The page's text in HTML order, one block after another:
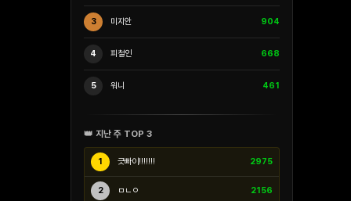
3 미지안 904
4 피철인 668
5 워니 461
👑 지난 주 TOP 3
1 긋빠이!!!!!!! 2975
2 ㅁㄴㅇ 2156